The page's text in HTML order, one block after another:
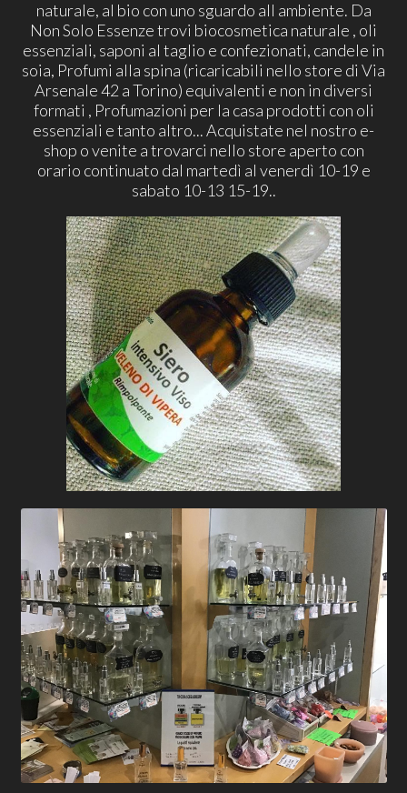
naturale, al bio con uno sguardo all ambiente. Da
Non Solo Essenze trovi biocosmetica naturale , oli
essenziali, saponi al taglio e confezionati, candele in
soia, Profumi alla spina (ricaricabili nello store di Via
Arsenale 42 a Torino) equivalenti e non in diversi
formati , Profumazioni per la casa prodotti con oli
essenziali e tanto altro... Acquistate nel nostro e-
shop o venite a trovarci nello store aperto con
orario continuato dal martedì al venerdì 10-19 e
sabato 10-13 15-19..